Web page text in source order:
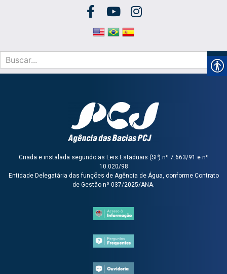
Criada e instalada segundo as Leis Estaduais (SP) nº 7.663/91 e nº
10.020/98
Entidade Delegatária das funções de Agência de Água, conforme Contrato
de Gestão nº 037/2025/ANA.